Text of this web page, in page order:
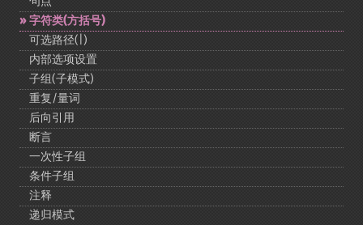
字符类(方括号)
可选路径(|)
内部选项设置
子组(子模式)
重复/量词
后向引用
断言
一次性子组
条件子组
注释
递归模式